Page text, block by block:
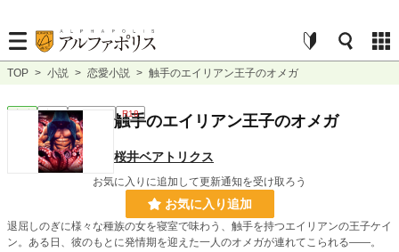
TOP > 小説 > 恋愛小説 > 触手のエイリアン王子のオメガ
完結 ｼｮｰﾄｼｮｰﾄ R18
触手のエイリアン王子のオメガ
桜井ベアトリクス
お気に入りに追加して更新通知を受け取ろう
お気に入り追加
退屈しのぎに様々な種族の女を寝室で味わう、触手を持つエイリアンの王子ケイ
ン。ある日、彼のもとに発情期を迎えた一人のオメガが連れてこられる——。